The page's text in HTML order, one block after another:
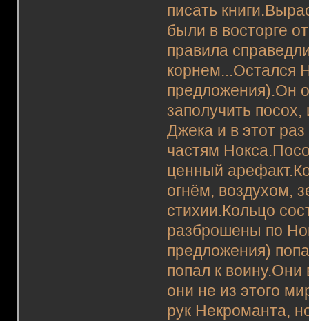
писать
были в восторге
правила
корнем...Остался
предложения).Он
заполучить
Джека и в этот
частям
ценный
огнём, воздухом,
стихии.Кольцо
разброшены по
предложения)
попал к воину.Они
они не из этого
рук Некроманта,